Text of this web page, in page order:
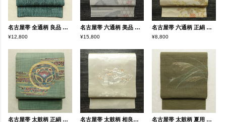
名古屋帯 全通柄 良品 正絹 亀甲柄 通し仕立て なごや帯 リサイクル帯 帯 緑・うぐいす色
¥12,800
名古屋帯 六通柄 美品 夏用 混紡 木の葉・植物柄 通し仕立て なごや帯 リサイクル帯 帯 未使用品 グレー
¥15,800
名古屋帯 六通柄 正絹 花柄 名古屋仕立て なごや帯 リサイクル帯 帯 箔 金糸 ベージュ
¥8,800
名古屋帯 太鼓柄 正絹 幾何学柄・抽象柄 松葉仕立て なごや帯 リサイクル帯 帯 緑・うぐいす色 名古屋帯 太鼓柄 相良刺繍 正絹 古典柄 名古屋仕立て なごや帯 リサイクル帯 帯 刺繍 箔 クリーム 名古屋帯 太鼓柄 夏用 正絹 木の葉・植物柄 松葉仕立て なごや帯 リサイクル帯 帯 緑・うぐいす色